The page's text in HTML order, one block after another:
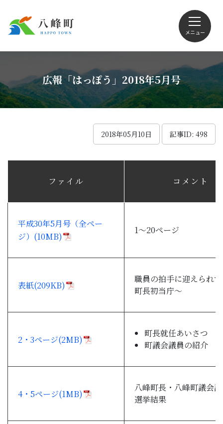
メニュー
Foreign language
観光
子育て・教育
移住・定住
ビジネス・産業
広報「はっぽう」2018年5月号
2018年05月10日 記事ID: 498
ファイル コメント
平成30年5月号（全ペー
ジ）(10MB)
1～20ページ
表紙(209KB)
職員の拍手に迎えられ
町長初当庁～
2・3ページ(2MB)
町長就任あいさつ
町議会議員の紹介
4・5ページ(1MB)
八峰町長・八峰町議会
選挙結果